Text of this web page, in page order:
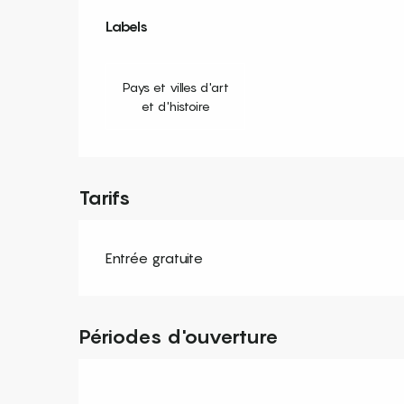
Offres de
Labels
Labels
Pays et villes d'art
et d'histoire
Tarifs
Entrée gratuite
Périodes d'ouverture